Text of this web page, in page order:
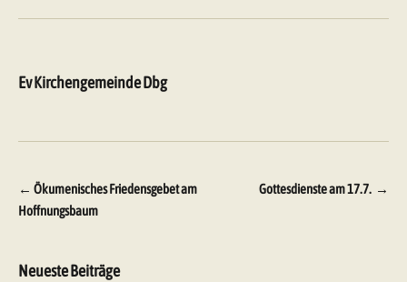
Ev Kirchengemeinde Dbg
Beitragsnavigation
← Ökumenisches Friedensgebet am
Hoffnungsbaum
Gottesdienste am 17.7. →
Neueste Beiträge